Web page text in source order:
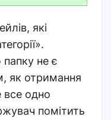
які
не є
як отримання
все одно
помітить